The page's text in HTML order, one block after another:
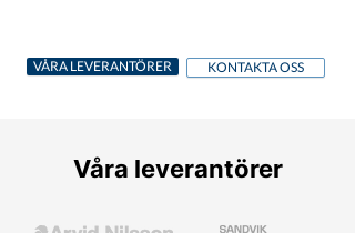
VÅRA LEVERANTÖRER KONTAKTA OSS
Våra leverantörer